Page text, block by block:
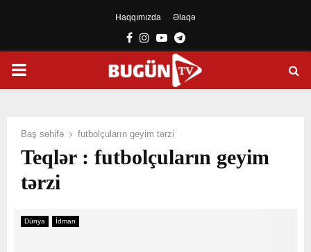
Haqqımızda Əlaqə
Facebook
Instagram
YoutubeTelegram
PRIMARY
Baş səhifə futbolçuların geyim tərzi
Teqlər : futbolçuların geyim
tərzi
Dünya İdman